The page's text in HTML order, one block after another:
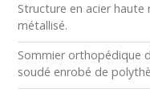
Structure en acier haute
métallisé.
Sommier orthopédique
soudé enrobé de